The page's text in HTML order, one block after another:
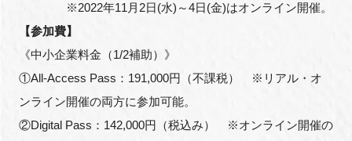
閉じる
※2022年11 月 2日(水) ～4日(金)はオンライン開催。
【参加費】
《中小企業料金（1/2補助）》
①All-Access Pass ： 191,000円（不課税） ※リアル・オ
ンライン開催の両方に参加可能。
②Digital Pass ： 142,000円（税込み） ※オンライン開催の